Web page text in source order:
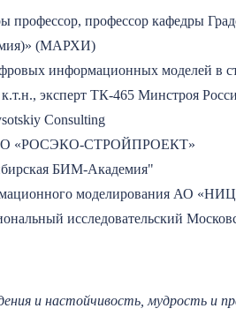
профессор, профессор кафедры
(МАРХИ)
информационных моделей в
эксперт ТК-465 Минстроя
Consulting
«РОСЭКО-СТРОЙПРОЕКТ»
БИМ-Академия"
моделирования АО «НИЦ
исследовательский
и настойчивость, мудрость и